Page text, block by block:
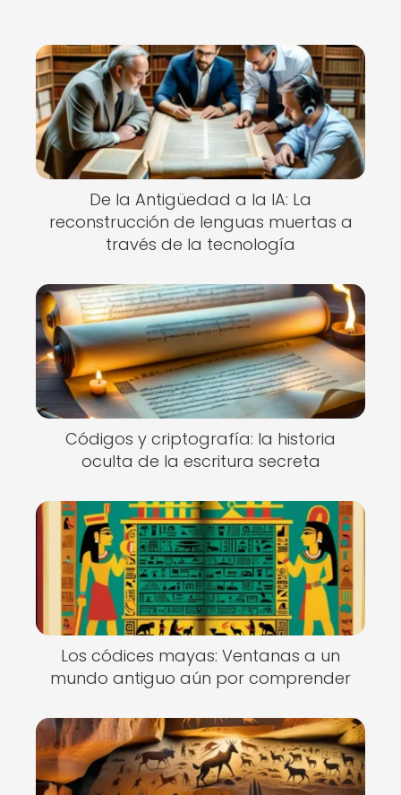
De la Antigüedad a la IA: La
reconstrucción de lenguas muertas a
través de la tecnología
Códigos y criptografía: la historia
oculta de la escritura secreta
Los códices mayas: Ventanas a un
mundo antiguo aún por comprender